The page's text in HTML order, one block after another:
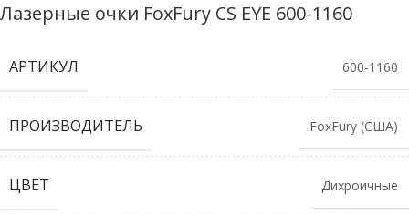
Лазерные очки FoxFury CS EYE 600-1160
АРТИКУЛ 600-1160
ПРОИЗВОДИТЕЛЬ FoxFury (США)
ЦВЕТ Дихроичные